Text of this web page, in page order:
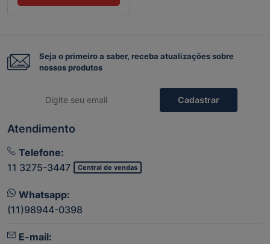
Seja o primeiro a saber, receba atualizações sobre
nossos produtos
Cadastrar
Atendimento
Telefone:
11 3275-3447
Central de vendas
Whatsapp:
(11)98944-0398
E-mail: